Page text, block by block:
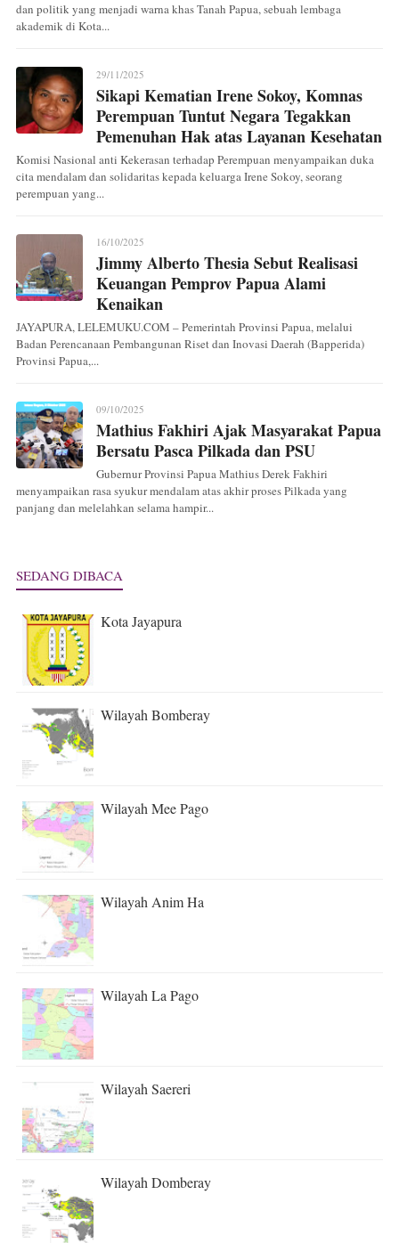
dan politik yang menjadi warna khas Tanah Papua, sebuah lembaga
akademik di Kota...
29/11/2025
Sikapi Kematian Irene Sokoy, Komnas
Perempuan Tuntut Negara Tegakkan
Pemenuhan Hak atas Layanan Kesehatan
Komisi Nasional anti Kekerasan terhadap Perempuan menyampaikan duka
cita mendalam dan solidaritas kepada keluarga Irene Sokoy, seorang
perempuan yang...
16/10/2025
Jimmy Alberto Thesia Sebut Realisasi
Keuangan Pemprov Papua Alami
Kenaikan
JAYAPURA, LELEMUKU.COM – Pemerintah Provinsi Papua, melalui
Badan Perencanaan Pembangunan Riset dan Inovasi Daerah (Bapperida)
Provinsi Papua,...
09/10/2025
Mathius Fakhiri Ajak Masyarakat Papua
Bersatu Pasca Pilkada dan PSU
Gubernur Provinsi Papua Mathius Derek Fakhiri
menyampaikan rasa syukur mendalam atas akhir proses Pilkada yang
panjang dan melelahkan selama hampir...
SEDANG DIBACA
Kota Jayapura
Wilayah Bomberay
Wilayah Mee Pago
Wilayah Anim Ha
Wilayah La Pago
Wilayah Saereri
Wilayah Domberay